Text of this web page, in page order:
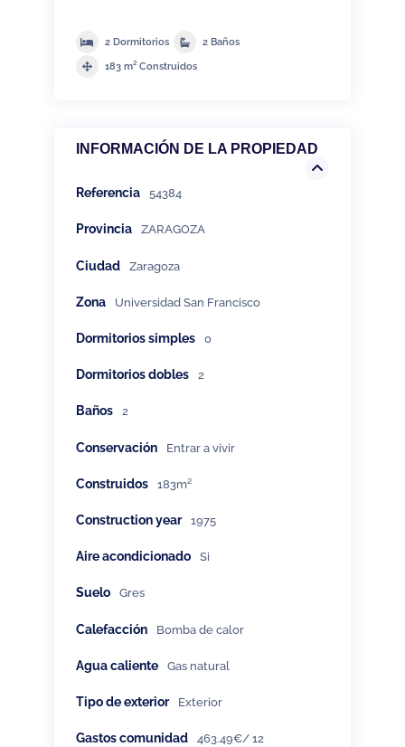
2 Dormitorios 2 Baños
183 m² Construidos
INFORMACIÓN DE LA PROPIEDAD
Referencia 54384
Provincia ZARAGOZA
Ciudad Zaragoza
Zona Universidad San Francisco
Dormitorios simples 0
Dormitorios dobles 2
Baños 2
Conservación Entrar a vivir
Construidos 183m²
Construction year 1975
Aire acondicionado Si
Suelo Gres
Calefacción Bomba de calor
Agua caliente Gas natural
Tipo de exterior Exterior
Gastos comunidad 463.49€/ 12